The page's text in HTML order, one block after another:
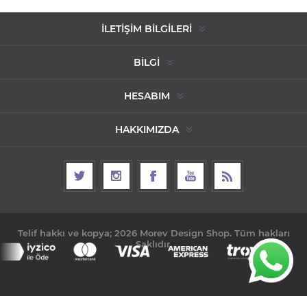
İLETIŞIM BILGILERI
BILGI
HESABIM
HAKKIMIZDA
Telif hakkı ve kopya; 2026 Morev Design Shop. Tüm hakları
Saklıdır.